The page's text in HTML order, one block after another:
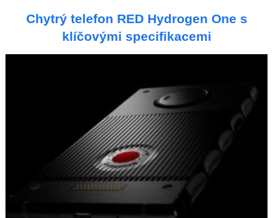
Chytrý telefon RED Hydrogen One s
klíčovými specifikacemi